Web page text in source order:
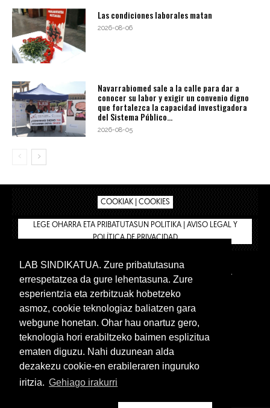
Las condiciones laborales matan
2026-08-06
Navarrabiomed sale a la calle para dar a
conocer su labor y exigir un convenio digno
que fortalezca la capacidad investigadora
del Sistema Público...
2026-08-05
COOKIAK | COOKIES
LEGE OHARRA ETA PRIBATUTASUN POLITIKA | AVISO LEGAL Y
POLÍTICA DE PRIVACIDAD
BIZILAN.EUS
TIENDA
INTRANET 🔑
Euskera Castellano
www.lab.eus
LAB SINDIKATUA. Zure pribatutasuna
errespetatzea da gure lehentasuna. Zure
esperientzia eta zerbitzuak hobetzeko
asmoz, cookie teknologiaz baliatzen gara
webgune honetan. Ohar hau onartuz gero,
teknologia hori erabiltzeko baimen esplizitua
ematen diguzu. Nahi duzunean alda
dezakezu cookie-en erabileraren inguruko
iritzia. Gehiago irakurri